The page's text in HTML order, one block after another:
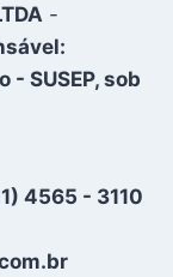
-
- SUSEP, sob
4565 - 3110